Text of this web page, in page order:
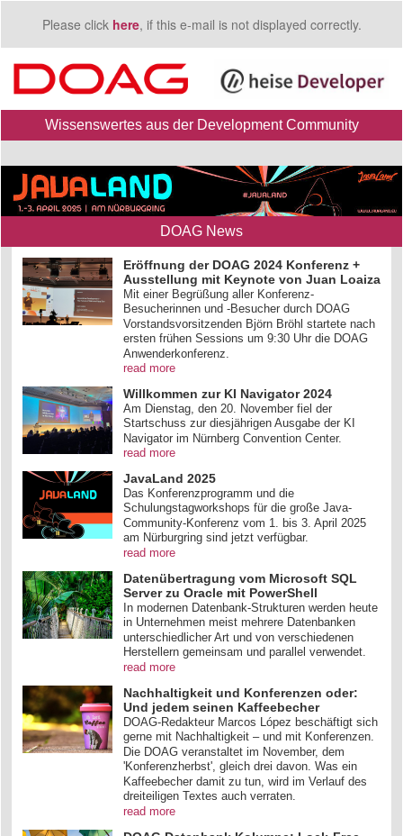
Please click here, if this e-mail is not displayed correctly.
Wissenswertes aus der Development Community
DOAG News
Eröffnung der DOAG 2024 Konferenz +
Ausstellung mit Keynote von Juan Loaiza
Mit einer Begrüßung aller Konferenz-
Besucherinnen und -Besucher durch DOAG
Vorstandsvorsitzenden Björn Bröhl startete nach
ersten frühen Sessions um 9:30 Uhr die DOAG
Anwenderkonferenz.
read more
Willkommen zur KI Navigator 2024
Am Dienstag, den 20. November fiel der
Startschuss zur diesjährigen Ausgabe der KI
Navigator im Nürnberg Convention Center.
read more
JavaLand 2025
Das Konferenzprogramm und die
Schulungstagworkshops für die große Java-
Community-Konferenz vom 1. bis 3. April 2025
am Nürburgring sind jetzt verfügbar.
read more
Datenübertragung vom Microsoft SQL
Server zu Oracle mit PowerShell
In modernen Datenbank-Strukturen werden heute
in Unternehmen meist mehrere Datenbanken
unterschiedlicher Art und von verschiedenen
Herstellern gemeinsam und parallel verwendet.
read more
Nachhaltigkeit und Konferenzen oder:
Und jedem seinen Kaffeebecher
DOAG-Redakteur Marcos López beschäftigt sich
gerne mit Nachhaltigkeit – und mit Konferenzen.
Die DOAG veranstaltet im November, dem
'Konferenzherbst', gleich drei davon. Was ein
Kaffeebecher damit zu tun, wird im Verlauf des
dreiteiligen Textes auch verraten.
read more